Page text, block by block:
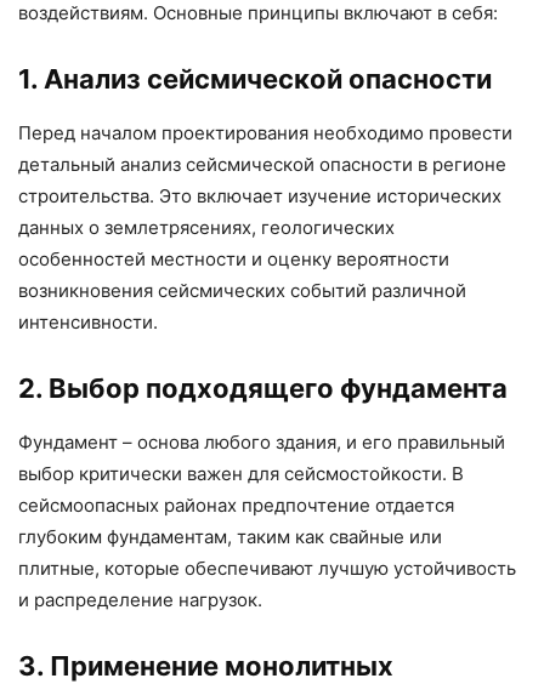
воздействиям. Основные принципы включают в себя:
1. Анализ сейсмической опасности
Перед началом проектирования необходимо провести
детальный анализ сейсмической опасности в регионе
строительства. Это включает изучение исторических
данных о землетрясениях, геологических
особенностей местности и оценку вероятности
возникновения сейсмических событий различной
интенсивности.
2. Выбор подходящего фундамента
Фундамент – основа любого здания, и его правильный
выбор критически важен для сейсмостойкости. В
сейсмоопасных районах предпочтение отдается
глубоким фундаментам, таким как свайные или
плитные, которые обеспечивают лучшую устойчивость
и распределение нагрузок.
3. Применение монолитных